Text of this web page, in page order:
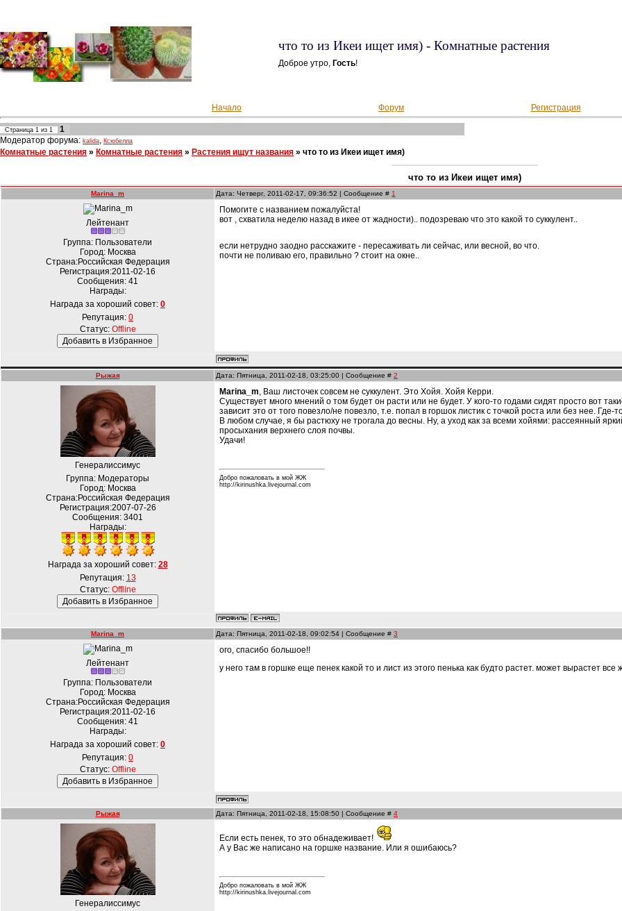
что то из Икеи ищет имя) - Комнатные растения
Доброе утро, Гость!
Начало
Форум Регистрация
Страница 1 из 1
1
Модератор форума: kalida, Ксюбелла
Комнатные растения » Комнатные растения » Растения ищут названия » что то из Икеи ищет имя)
что то из Икеи ищет имя)
Marina_m Дата: Четверг, 2011-02-17, 09:36:52 | Сообщение # 1
Лейтенант
Группа: Пользователи
Город: Москва
Страна:Российская Федерация
Регистрация:2011-02-16
Сообщения: 41
Награды:
Награда за хороший совет: 0
Репутация: 0
Статус: Offline
Помогите с названием пожалуйста!
вот , схватила неделю назад в икее от жадности).. подозреваю что это какой то суккулент..
если нетрудно заодно расскажите - пересаживать ли сейчас, или весной, во что.
почти не поливаю его, правильно ? стоит на окне..
Рыжая Дата: Пятница, 2011-02-18, 03:25:00 | Сообщение # 2
Генералиссимус
Группа: Модераторы
Город: Москва
Страна:Российская Федерация
Регистрация:2007-07-26
Сообщения: 3401
Награды:
Награда за хороший совет: 28
Репутация: 13
Статус: Offline
Marina_m, Ваш листочек совсем не суккулент. Это Хойя. Хойя Керри.
Существует много мнений о том будет он расти или не будет. У кого-то годами сидят просто вот
зависит это от того повезло/не повезло, т.е. попал в горшок листик с точкой роста или без нее. Где-
В любом случае, я бы растюху не трогала до весны. Ну, а уход как за всеми хойями: рассеянный
просыхания верхнего слоя почвы.
Удачи!
Добро пожаловать в мой ЖЖ
http://kirinushka.livejournal.com
Marina_m Дата: Пятница, 2011-02-18, 09:02:54 | Сообщение # 3
Лейтенант
Группа: Пользователи
Город: Москва
Страна:Российская Федерация
Регистрация:2011-02-16
Сообщения: 41
Награды:
Награда за хороший совет: 0
Репутация: 0
Статус: Offline
ого, спасибо большое!!
у него там в горшке еще пенек какой то и лист из этого пенька как будто растет. может вырастет все
Рыжая Дата: Пятница, 2011-02-18, 15:08:50 | Сообщение # 4
Генералиссимус
Если есть пенек, то это обнадеживает!
А у Вас же написано на горшке название. Или я ошибаюсь?
Добро пожаловать в мой ЖЖ
http://kirinushka.livejournal.com